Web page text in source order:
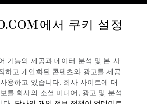
에서 쿠키 설정
기능의 제공과 데이터 분석 및 본 사
하고 개인화된 콘텐츠와 광고를 제공
용하고 있습니다. 회사 사이트에 대
를 회사의 소셜 미디어, 광고 및 분석